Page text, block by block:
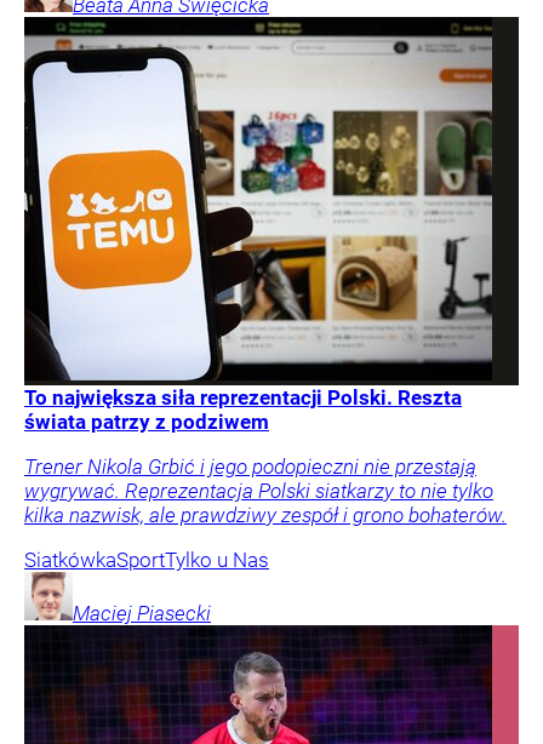
To największa siła reprezentacji Polski. Reszta
świata patrzy z podziwem
Trener Nikola Grbić i jego podopieczni nie przestają
wygrywać. Reprezentacja Polski siatkarzy to nie tylko
kilka nazwisk, ale prawdziwy zespół i grono bohaterów.
SiatkówkaSportTylko u Nas
Maciej Piasecki